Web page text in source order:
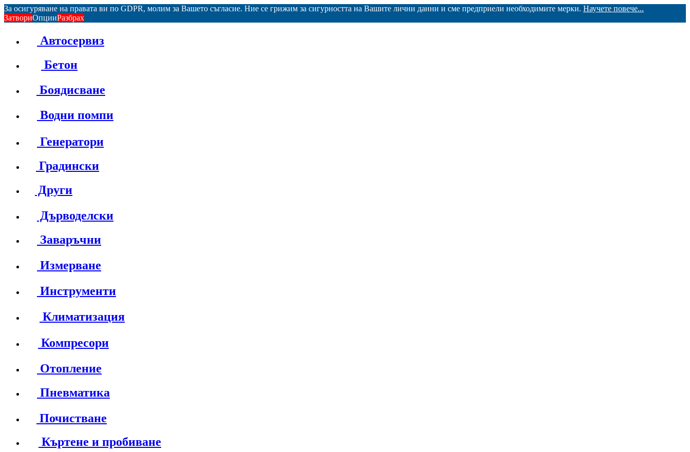
За осигуряване на правата ви по GDPR, молим за Вашето съгласие. Ние се грижим за сигурността на Вашите лични данни и сме предприели необходимите мерки. Научете повече...
ЗатвориОпцииРазбрах
Автосервиз
Бетон
Боядисване
Водни помпи
Генератори
Градински
Други
Дърводелски
Заваръчни
Измерване
Инструменти
Климатизация
Компресори
Отопление
Пневматика
Почистване
Къртене и пробиване